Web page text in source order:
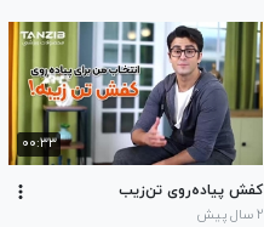
۰۰:۳۳
کفش پیاده‌روی تن‌زیب
۲ سال پیش